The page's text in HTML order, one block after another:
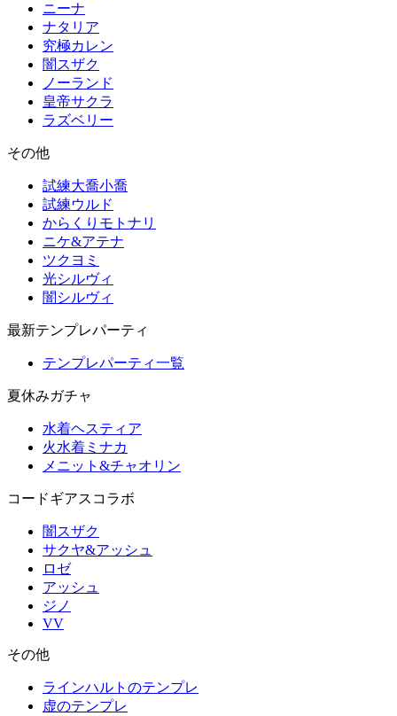
ニーナ
ナタリア
究極カレン
闇スザク
ノーランド
皇帝サクラ
ラズベリー
その他
試練大喬小喬
試練ウルド
からくりモトナリ
ニケ&アテナ
ツクヨミ
光シルヴィ
闇シルヴィ
最新テンプレパーティ
テンプレパーティ一覧
夏休みガチャ
水着ヘスティア
火水着ミナカ
メニット&チャオリン
コードギアスコラボ
闇スザク
サクヤ&アッシュ
ロゼ
アッシュ
ジノ
VV
その他
ラインハルトのテンプレ
虚のテンプレ